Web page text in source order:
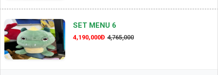
SET MENU 6
4,190,000Đ 4,765,000